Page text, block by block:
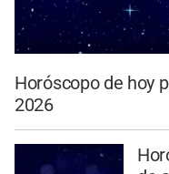
Horóscopo de hoy
2026